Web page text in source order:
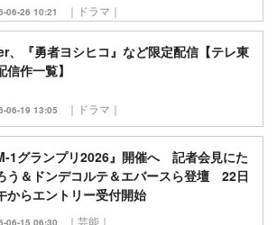
06-26 10:21 ｜ドラマ｜
、『勇者ヨシヒコ』など限定配信【テレ東
信作一覧】
06-19 13:05 ｜ドラマ｜
1グランプリ2026』開催へ 記者会見にた
う＆ドンデコルテ＆エバースら登壇 22日
からエントリー受付開始
06-15 06:30 ｜芸能｜